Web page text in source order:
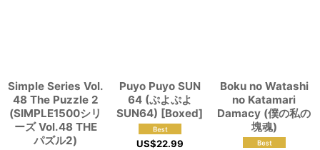
Simple Series Vol.
48 The Puzzle 2
(SIMPLE1500シリ
ーズ Vol.48 THE
パズル2)
Puyo Puyo SUN
64 (ぷよぷよ
SUN64) [Boxed]
US$22.99
Boku no Watashi
no Katamari
Damacy (僕の私の
塊魂)